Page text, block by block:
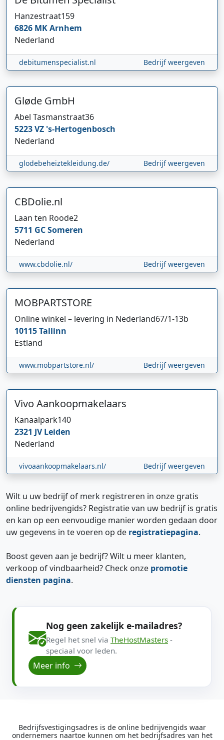
Hanzestraat159
6826 MKArnhem
Nederland
debitumenspecialist.nl Bedrijf weergeven
Gløde GmbH
Abel Tasmanstraat36
5223 VZ 's-Hertogenbosch
Nederland
glodebeheiztekleidung.de/ Bedrijf weergeven
CBDolie.nl
Laan ten Roode2
5711 GCSomeren
Nederland
www.cbdolie.nl/ Bedrijf weergeven
MOBPARTSTORE
Online winkel – levering in Nederland67/1-13b
10115Tallinn
Estland
www.mobpartstore.nl/ Bedrijf weergeven
Vivo Aankoopmakelaars
Kanaalpark140
2321 JVLeiden
Nederland
vivoaankoopmakelaars.nl/ Bedrijf weergeven
Wilt u uw bedrijf of merk registreren in onze gratis
online bedrijvengids? Registratie van uw bedrijf is gratis
en kan op een eenvoudige manier worden gedaan door
uw gegevens in te voeren op de registratiepagina.
Boost geven aan je bedrijf? Wilt u meer klanten,
verkoop of vindbaarheid? Check onze promotie
diensten pagina.
Nog geen zakelijk e-mailadres?
Regel het snel via TheHostMasters -
speciaal voor leden.
Meer info
Bedrijfsvestigingsadres is de online bedrijvengids waar
ondernemers naartoe kunnen om het bedrijfsadres van het